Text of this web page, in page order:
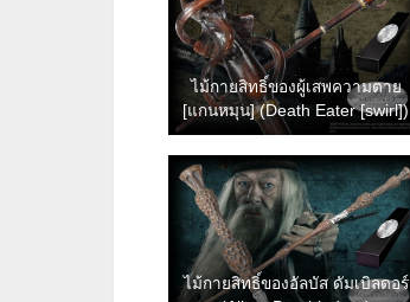
ไม้กายสิทธิ์ของผู้เสพความตาย
[แกนหมุน] (Death Eater [swirl])
ไม้กายสิทธิ์ของอัลบัส ดัมเบิลดอร์